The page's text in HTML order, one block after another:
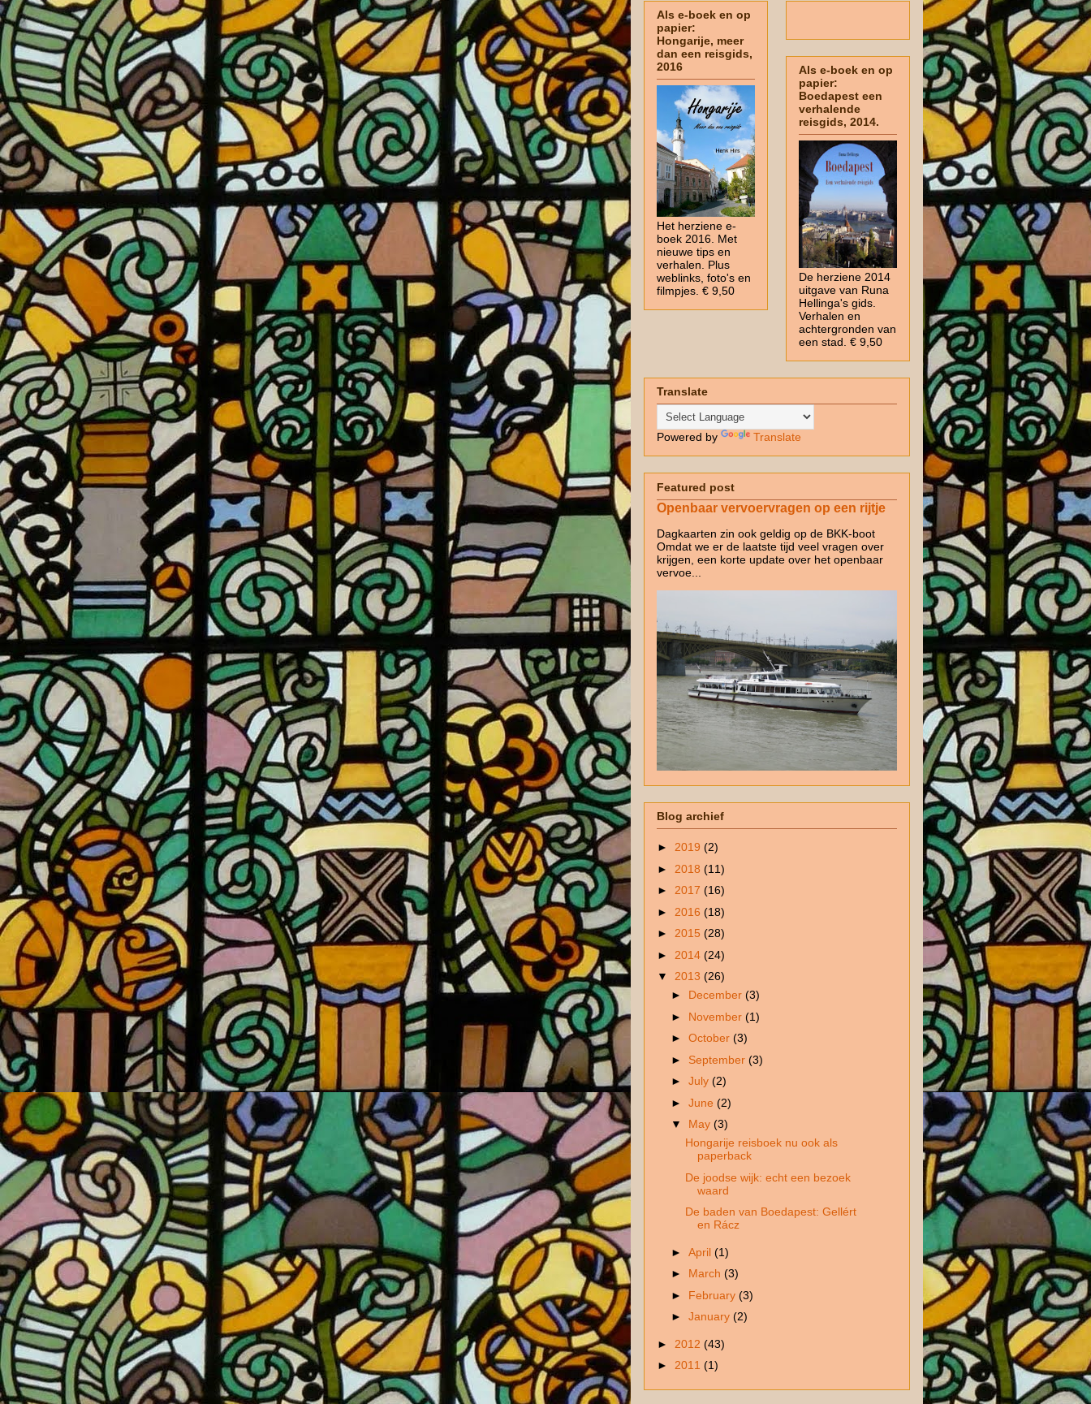
Als e-boek en op
papier:
Hongarije, meer
dan een reisgids,
2016
Het herziene e-
boek 2016. Met
nieuwe tips en
verhalen. Plus
weblinks, foto's en
filmpjes. € 9,50
Als e-boek en op
papier:
Boedapest een
verhalende
reisgids, 2014.
De herziene 2014
uitgave van Runa
Hellinga's gids.
Verhalen en
achtergronden van
een stad. € 9,50
Translate
Powered by Translate
Featured post
Openbaar vervoervragen op een rijtje
Dagkaarten zin ook geldig op de BKK-boot
Omdat we er de laatste tijd veel vragen over
krijgen, een korte update over het openbaar
vervoe...
Blog archief
► 2019 (2)
► 2018 (11)
► 2017 (16)
► 2016 (18)
► 2015 (28)
► 2014 (24)
▼ 2013 (26)
► December (3)
► November (1)
► October (3)
► September (3)
► July (2)
► June (2)
▼ May (3)
Hongarije reisboek nu ook als
paperback
De joodse wijk: echt een bezoek
waard
De baden van Boedapest: Gellért
en Rácz
► April (1)
► March (3)
► February (3)
► January (2)
► 2012 (43)
► 2011 (1)